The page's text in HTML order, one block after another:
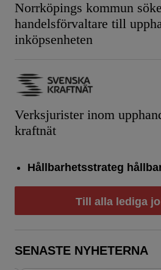
Norrköpings kommun
handelsförvaltare till
inköpsenheten
Verksjurister inom
kraftnät
Hållbarhetsstrateg
Till alla lediga
SENASTE NYHETERNA